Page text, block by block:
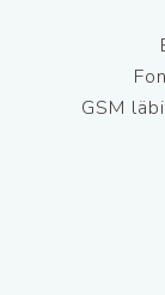
GSM